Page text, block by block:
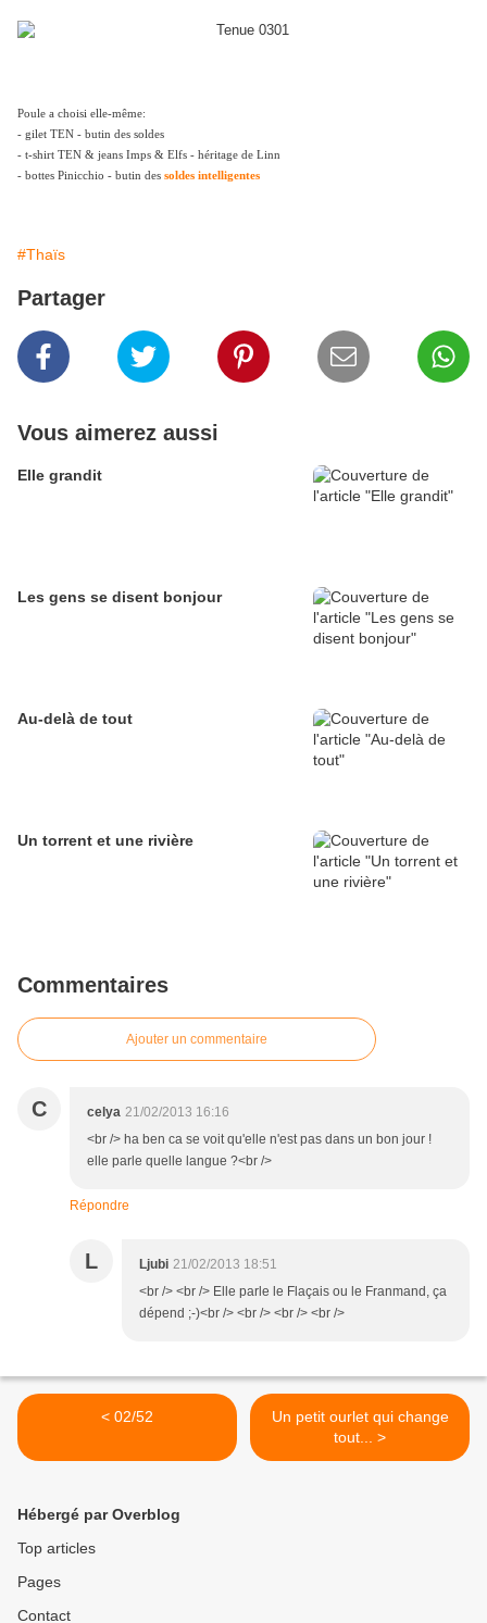
Poule a choisi elle-même:
- gilet TEN - butin des soldes
- t-shirt TEN & jeans Imps & Elfs - héritage de Linn
- bottes Pinicchio - butin des soldes intelligentes
#Thaïs
Partager
Vous aimerez aussi
Elle grandit
Les gens se disent bonjour
Au-delà de tout
Un torrent et une rivière
Commentaires
Ajouter un commentaire
C celya 21/02/2013 16:16
<br /> ha ben ca se voit qu'elle n'est pas dans un bon jour !
elle parle quelle langue ?<br />
Répondre
L Ljubi 21/02/2013 18:51
<br /> <br /> Elle parle le Flaçais ou le Franmand, ça
dépend ;-)<br /> <br /> <br /> <br />
< 02/52
Un petit ourlet qui change
tout... >
Hébergé par Overblog
Top articles
Pages
Contact